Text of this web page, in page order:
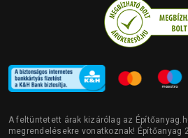
A feltüntetett árak kizárólag az
megrendelésekre vonatkoznak! Építőanyag